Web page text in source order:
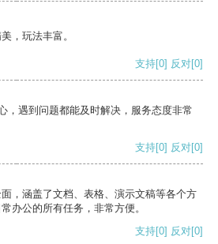
，玩法丰富。
支持[0] 反对[0]
，遇到问题都能及时解决，服务态度非常
支持[0] 反对[0]
，涵盖了文档、表格、演示文稿等各个方
办公的所有任务，非常方便。
支持[0] 反对[0]